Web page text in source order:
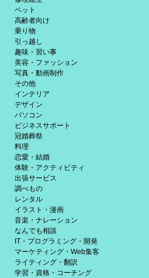
ペット
高齢者向け
乗り物
引っ越し
趣味・習い事
美容・ファッション
写真・動画制作
その他
インテリア
デザイン
パソコン
ビジネスサポート
冠婚葬祭
料理
恋愛・結婚
体験・アクティビティ
出張サービス
調べもの
レンタル
イラスト・漫画
音楽・ナレーション
なんでも相談
IT・プログラミング・開発
マーケティング・Web集客
ライティング・翻訳
学習・資格・コーチング